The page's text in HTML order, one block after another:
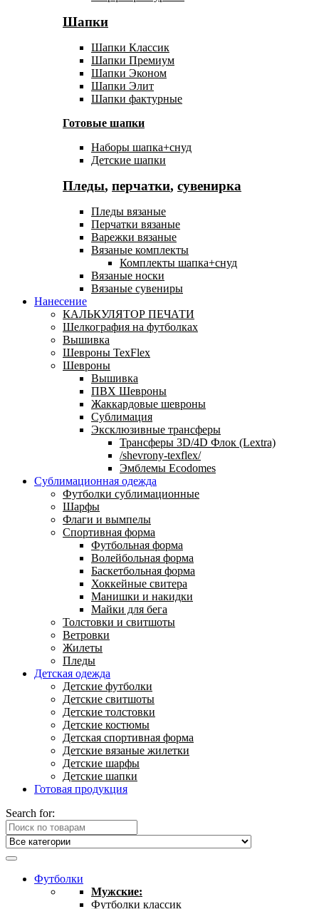
Шапки
Шапки Классик
Шапки Премиум
Шапки Эконом
Шапки Элит
Шапки фактурные
Готовые шапки
Наборы шапка+снуд
Детские шапки
Пледы, перчатки, сувенирка
Пледы вязаные
Перчатки вязаные
Варежки вязаные
Вязаные комплекты
Комплекты шапка+снуд
Вязаные носки
Вязаные сувениры
Нанесение
КАЛЬКУЛЯТОР ПЕЧАТИ
Шелкография на футболках
Вышивка
Шевроны TexFlex
Шевроны
Вышивка
ПВХ Шевроны
Жаккардовые шевроны
Сублимация
Эксклюзивные трансферы
Трансферы 3D/4D Флок (Lextra)
/shevrony-texflex/
Эмблемы Ecodomes
Сублимационная одежда
Футболки сублимационные
Шарфы
Флаги и вымпелы
Спортивная форма
Футбольная форма
Волейбольная форма
Баскетбольная форма
Хоккейные свитера
Манишки и накидки
Майки для бега
Толстовки и свитшоты
Ветровки
Жилеты
Пледы
Детская одежда
Детские футболки
Детские свитшоты
Детские толстовки
Детские костюмы
Детская спортивная форма
Детские вязаные жилетки
Детские шарфы
Детские шапки
Готовая продукция
Search for:
Футболки
Мужские:
Футболки классик